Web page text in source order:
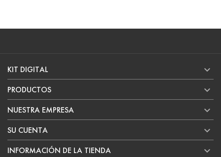
KIT DIGITAL 
PRODUCTOS 
NUESTRA EMPRESA 
SU CUENTA 
INFORMACIÓN DE LA TIENDA 